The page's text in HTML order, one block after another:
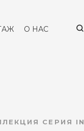
О НАС
СЕРИЯ IN